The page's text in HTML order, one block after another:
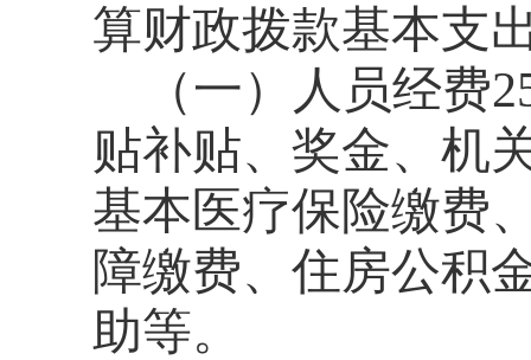
算财政拨款基本支
（一）人员经费
贴补贴、奖金、机
基本医疗保险缴费
障缴费、住房公积
助等。